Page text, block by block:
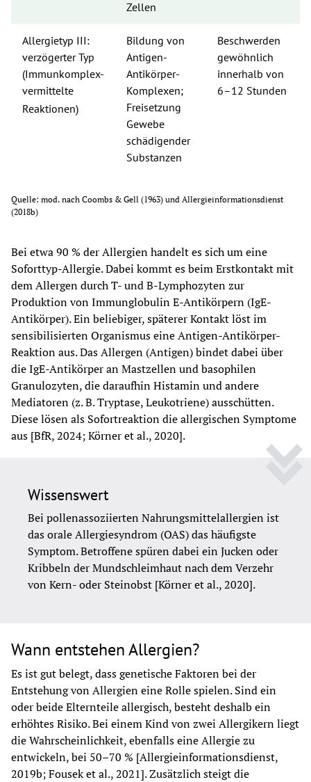
Zellen
Allergietyp III:
verzögerter Typ
(Immunkomplex-
vermittelte
Reaktionen)
Bildung von
Antigen-
Antikörper-
Komplexen;
Freisetzung
Gewebe
schädigender
Substanzen
Beschwerden
gewöhnlich
innerhalb von
6–12 Stunden
Quelle: mod. nach Coombs & Gell (1963) und Allergieinformationsdienst
(2018b)
Bei etwa 90 % der Allergien handelt es sich um eine
Soforttyp-Allergie. Dabei kommt es beim Erstkontakt mit
dem Allergen durch T- und B-Lymphozyten zur
Produktion von Immunglobulin E-Antikörpern (IgE-
Antikörper). Ein beliebiger, späterer Kontakt löst im
sensibilisierten Organismus eine Antigen-Antikörper-
Reaktion aus. Das Allergen (Antigen) bindet dabei über
die IgE-Antikörper an Mastzellen und basophilen
Granulozyten, die daraufhin Histamin und andere
Mediatoren (z. B. Tryptase, Leukotriene) ausschütten.
Diese lösen als Sofortreaktion die allergischen Symptome
aus [BfR, 2024; Körner et al., 2020].
Wissenswert
Bei pollenassoziierten Nahrungsmittelallergien ist
das orale Allergiesyndrom (OAS) das häufigste
Symptom. Betroffene spüren dabei ein Jucken oder
Kribbeln der Mundschleimhaut nach dem Verzehr
von Kern- oder Steinobst [Körner et al., 2020].
Wann entstehen Allergien?
Es ist gut belegt, dass genetische Faktoren bei der
Entstehung von Allergien eine Rolle spielen. Sind ein
oder beide Elternteile allergisch, besteht deshalb ein
erhöhtes Risiko. Bei einem Kind von zwei Allergikern liegt
die Wahrscheinlichkeit, ebenfalls eine Allergie zu
entwickeln, bei 50–70 % [Allergieinformationsdienst,
2019b; Fousek et al., 2021]. Zusätzlich steigt die